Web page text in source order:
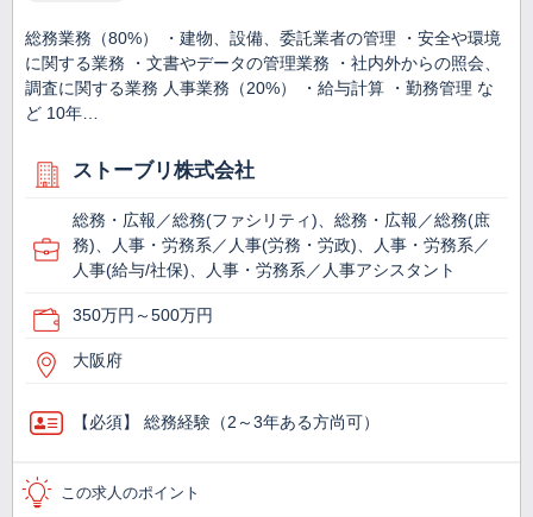
総務業務（80%） ・建物、設備、委託業者の管理 ・安全や環境
に関する業務 ・文書やデータの管理業務 ・社内外からの照会、
調査に関する業務 人事業務（20%） ・給与計算 ・勤務管理 な
ど 10年…
ストーブリ株式会社
総務・広報／総務(ファシリティ)、総務・広報／総務(庶
務)、人事・労務系／人事(労務・労政)、人事・労務系／
人事(給与/社保)、人事・労務系／人事アシスタント
350万円～500万円
大阪府
【必須】 総務経験（2～3年ある方尚可）
この求人のポイント